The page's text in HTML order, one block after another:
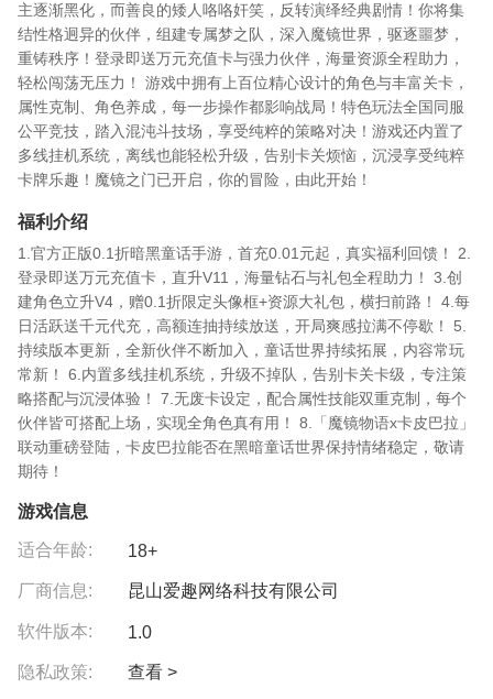
主逐渐黑化，而善良的矮人咯咯奸笑，反转演绎经典剧情！你将集
结性格迥异的伙伴，组建专属梦之队，深入魔镜世界，驱逐噩梦，
重铸秩序！登录即送万元充值卡与强力伙伴，海量资源全程助力，
轻松闯荡无压力！ 游戏中拥有上百位精心设计的角色与丰富关卡，
属性克制、角色养成，每一步操作都影响战局！特色玩法全国同服
公平竞技，踏入混沌斗技场，享受纯粹的策略对决！游戏还内置了
多线挂机系统，离线也能轻松升级，告别卡关烦恼，沉浸享受纯粹
卡牌乐趣！魔镜之门已开启，你的冒险，由此开始！
福利介绍
1.官方正版0.1折暗黑童话手游，首充0.01元起，真实福利回馈！ 2.
登录即送万元充值卡，直升V11，海量钻石与礼包全程助力！ 3.创
建角色立升V4，赠0.1折限定头像框+资源大礼包，横扫前路！ 4.每
日活跃送千元代充，高额连抽持续放送，开局爽感拉满不停歇！ 5.
持续版本更新，全新伙伴不断加入，童话世界持续拓展，内容常玩
常新！ 6.内置多线挂机系统，升级不掉队，告别卡关卡级，专注策
略搭配与沉浸体验！ 7.无废卡设定，配合属性技能双重克制，每个
伙伴皆可搭配上场，实现全角色真有用！ 8.「魔镜物语x卡皮巴拉」
联动重磅登陆，卡皮巴拉能否在黑暗童话世界保持情绪稳定，敬请
期待！
游戏信息
适合年龄: 18+
厂商信息: 昆山爱趣网络科技有限公司
软件版本: 1.0
隐私政策: 查看 >